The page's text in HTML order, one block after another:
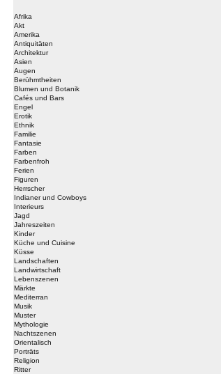
Afrika
Akt
Amerika
Antiquitäten
Architektur
Asien
Augen
Berühmtheiten
Blumen und Botanik
Cafés und Bars
Engel
Erotik
Ethnik
Familie
Fantasie
Farben
Farbenfroh
Ferien
Figuren
Herrscher
Indianer und Cowboys
Interieurs
Jagd
Jahreszeiten
Kinder
Küche und Cuisine
Küsse
Landschaften
Landwirtschaft
Lebenszenen
Märkte
Mediterran
Musik
Muster
Mythologie
Nachtszenen
Orientalisch
Porträts
Religion
Ritter